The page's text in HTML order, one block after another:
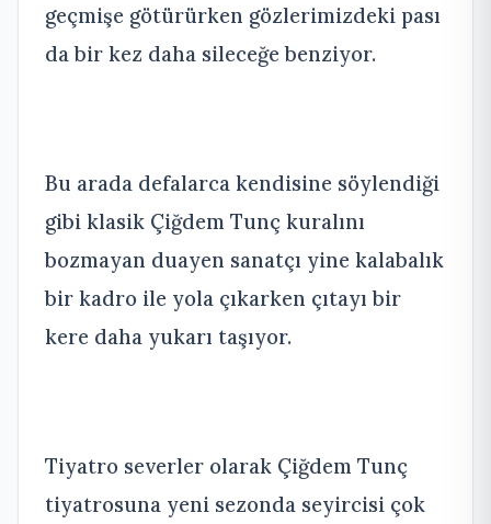
geçmişe götürürken gözlerimizdeki pası
da bir kez daha sileceğe benziyor.
Bu arada defalarca kendisine söylendiği
gibi klasik Çiğdem Tunç kuralını
bozmayan duayen sanatçı yine kalabalık
bir kadro ile yola çıkarken çıtayı bir
kere daha yukarı taşıyor.
Tiyatro severler olarak Çiğdem Tunç
tiyatrosuna yeni sezonda seyircisi çok